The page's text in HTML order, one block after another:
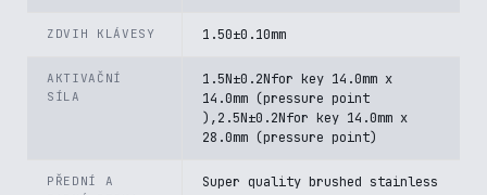
ZDVIH KLÁVESY 1.50±0.10mm
AKTIVAČNÍ
SÍLA
1.5N±0.2Nfor key 14.0mm x
14.0mm (pressure point
),2.5N±0.2Nfor key 14.0mm x
28.0mm (pressure point)
PŘEDNÍ A
Super quality brushed stainless